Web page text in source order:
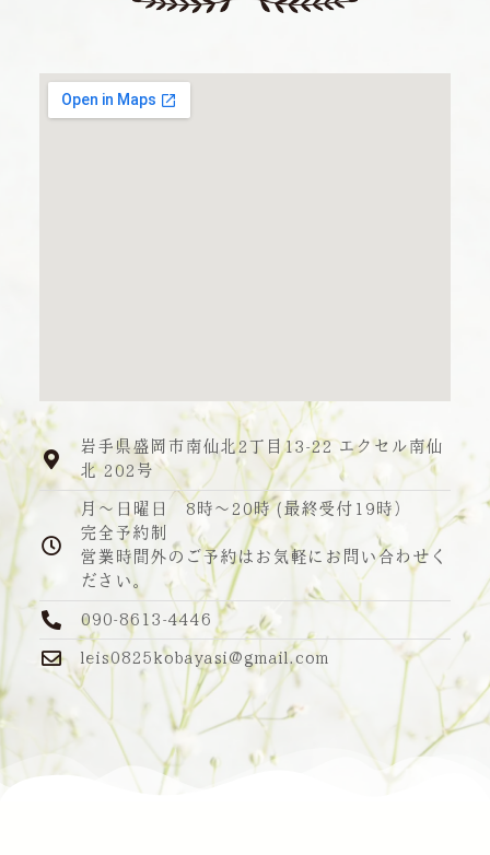
岩手県盛岡市南仙北2丁目13-22 エクセル南仙
北 202号
月～日曜日 8時～20時 (最終受付19時）
完全予約制
営業時間外のご予約はお気軽にお問い合わせく
ださい。
090-8613-4446
leis0825kobayasi@gmail.com